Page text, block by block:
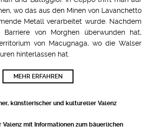
wo das aus den Minen von Lavanchetto
Metall verarbeitet wurde. Nachdem
von Morghen überwunden hat,
von Macugnaga, wo die Walser
hinterlassen hat.
MEHR ERFAHREN
künstlerischer und kultureller Valenz
Valenz mit Informationen zum bäuerlichen